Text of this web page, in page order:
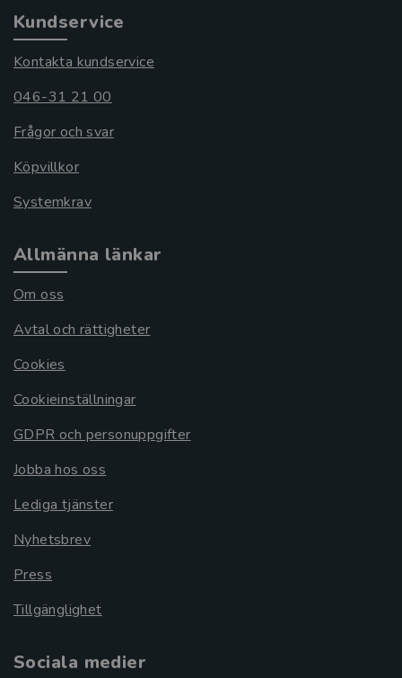
Kundservice
Kontakta kundservice
046-31 21 00
Frågor och svar
Köpvillkor
Systemkrav
Allmänna länkar
Om oss
Avtal och rättigheter
Cookies
Cookieinställningar
GDPR och personuppgifter
Jobba hos oss
Lediga tjänster
Nyhetsbrev
Press
Tillgänglighet
Sociala medier